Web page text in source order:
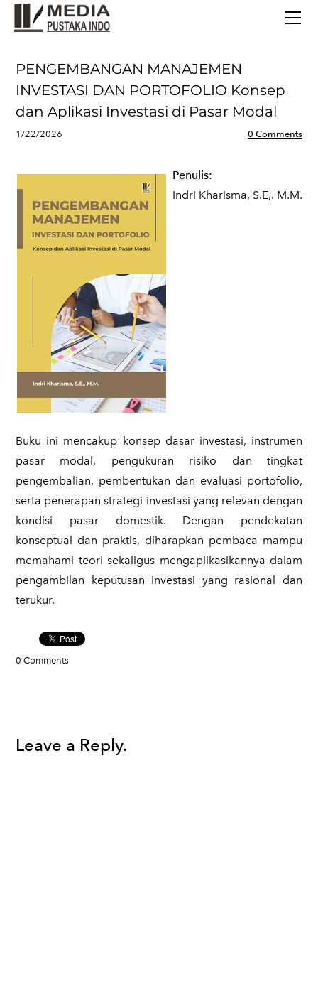
PENGEMBANGAN MANAJEMEN
INVESTASI DAN PORTOFOLIO Konsep
dan Aplikasi Investasi di Pasar Modal
1/22/2026 0 Comments
Penulis:
Indri Kharisma, S.E,. M.M.
Buku ini mencakup konsep dasar investasi, instrumen
pasar modal, pengukuran risiko dan tingkat
pengembalian, pembentukan dan evaluasi portofolio,
serta penerapan strategi investasi yang relevan dengan
kondisi pasar domestik. Dengan pendekatan
konseptual dan praktis, diharapkan pembaca mampu
memahami teori sekaligus mengaplikasikannya dalam
pengambilan keputusan investasi yang rasional dan
terukur.
0 Comments
Leave a Reply.